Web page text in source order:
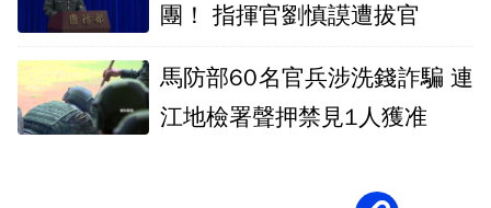
團！ 指揮官劉慎謨遭拔官
馬防部60名官兵涉洗錢詐騙 連
江地檢署聲押禁見1人獲准